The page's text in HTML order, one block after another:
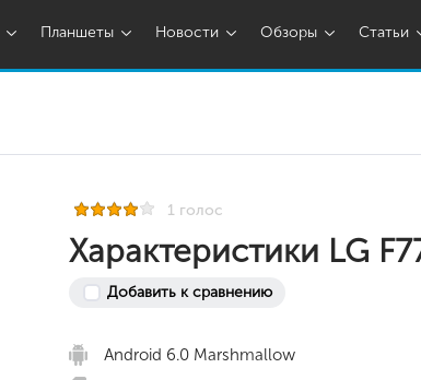
Планшеты Новости Обзоры Статьи
1 голос
Характеристики LG
Добавить к сравнению
Android 6.0 Marshmallow